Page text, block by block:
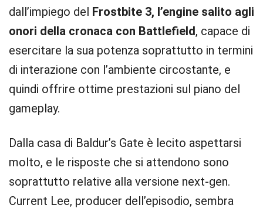
dall’impiego del Frostbite 3, l’engine salito agli
onori della cronaca con Battlefield, capace di
esercitare la sua potenza soprattutto in termini
di interazione con l’ambiente circostante, e
quindi offrire ottime prestazioni sul piano del
gameplay.
Dalla casa di Baldur’s Gate è lecito aspettarsi
molto, e le risposte che si attendono sono
soprattutto relative alla versione next-gen.
Current Lee, producer dell’episodio, sembra